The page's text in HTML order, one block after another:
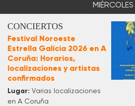
CONCIERTOS
Festival Noroeste
Estrella Galicia 2026 en A
Coruña: Horarios,
localizaciones y artistas
confirmados
Lugar: Varias localizaciones
en A Coruña